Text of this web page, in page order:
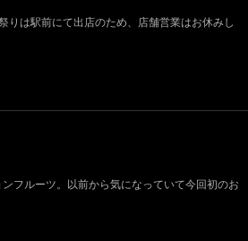
りは駅前にて出店のため、店舗営業はお休みし
フルーツ。以前から気になっていて今回初のお